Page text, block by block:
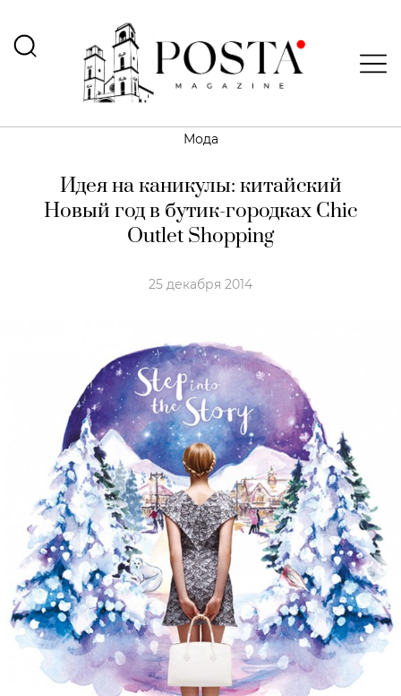
Мода
Идея на каникулы: китайский
Новый год в бутик-городках Chic
Outlet Shopping
25 декабря 2014